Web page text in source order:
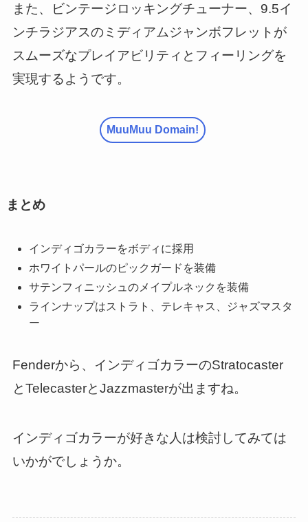
また、ビンテージロッキングチューナー、9.5イ
ンチラジアスのミディアムジャンボフレットが
スムーズなプレイアビリティとフィーリングを
実現するようです。
MuuMuu Domain!
まとめ
インディゴカラーをボディに採用
ホワイトパールのピックガードを装備
サテンフィニッシュのメイプルネックを装備
ラインナップはストラト、テレキャス、ジャズマスタ
ー
Fenderから、インディゴカラーのStratocaster
とTelecasterとJazzmasterが出ますね。
インディゴカラーが好きな人は検討してみては
いかがでしょうか。